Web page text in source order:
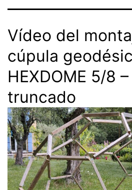
Vídeo del
cúpula
HEXDOME 5/8
truncado